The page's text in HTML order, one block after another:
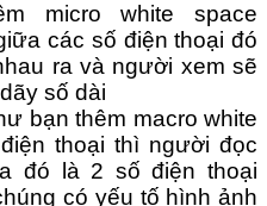
micro white space
các số điện thoại đó
ra và người xem sẽ
số dài
bạn thêm macro white
thoại thì người đọc
đó là 2 số điện thoại
có yếu tố hình ảnh